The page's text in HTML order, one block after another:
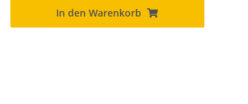
In den Warenkorb